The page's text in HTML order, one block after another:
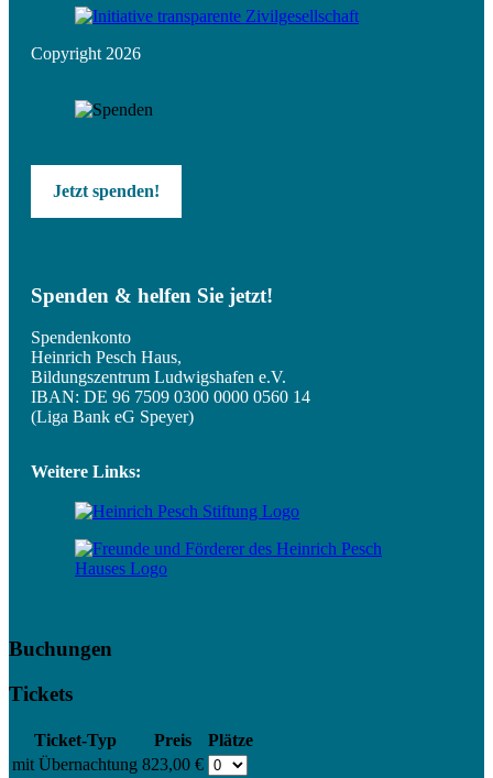
Copyright 2026
Jetzt spenden!
Spenden & helfen Sie jetzt!
Spendenkonto
Heinrich Pesch Haus,
Bildungszentrum Ludwigshafen e.V.
IBAN: DE 96 7509 0300 0000 0560 14
(Liga Bank eG Speyer)
Weitere Links:
Buchungen
Tickets
Ticket-Typ Preis
Plätze
mit Übernachtung 823,00 €